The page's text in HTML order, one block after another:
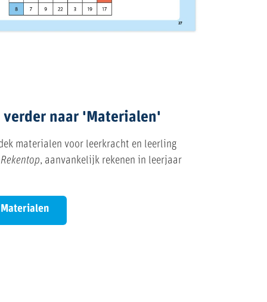
verder naar 'Materialen'
materialen voor leerkracht en leerling
Rekentop, aanvankelijk rekenen in leerjaar
Materialen